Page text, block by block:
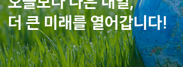
더 큰 미래를 열어갑니다!